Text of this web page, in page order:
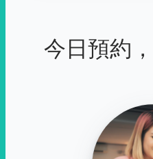
今日預約